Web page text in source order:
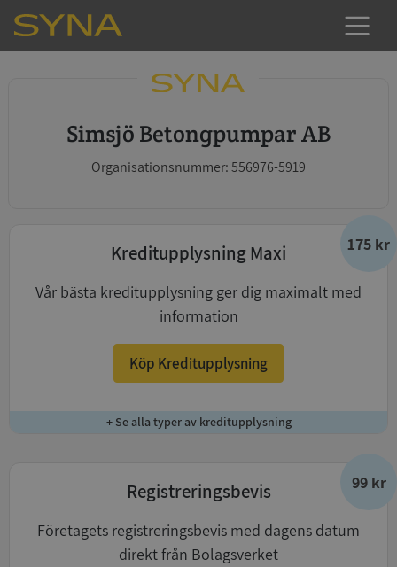
Simsjö Betongpumpar AB
Organisationsnummer: 556976-5919
175 kr
Kreditupplysning Maxi
Vår bästa kreditupplysning ger dig maximalt med
information
Köp Kreditupplysning
+ Se alla typer av kreditupplysning
99 kr
Registreringsbevis
Företagets registreringsbevis med dagens datum
direkt från Bolagsverket